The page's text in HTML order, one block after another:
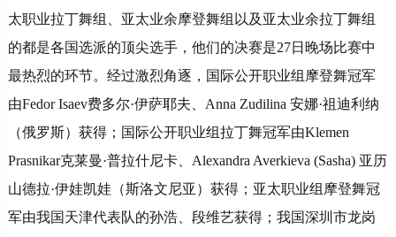
太职业拉丁舞组、亚太业余摩登舞组以及亚太业余拉丁舞组
的都是各国选派的顶尖选手，他们的决赛是27日晚场比赛中
最热烈的环节。经过激烈角逐，国际公开职业组摩登舞冠军
由Fedor Isaev费多尔·伊萨耶夫、Anna Zudilina 安娜·祖迪利纳
（俄罗斯）获得；国际公开职业组拉丁舞冠军由Klemen
Prasnikar克莱曼·普拉什尼卡、Alexandra Averkieva (Sasha) 亚历
山德拉·伊娃凯娃（斯洛文尼亚）获得；亚太职业组摩登舞冠
军由我国天津代表队的孙浩、段维艺获得；我国深圳市龙岗